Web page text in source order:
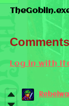
Comments
Log in with